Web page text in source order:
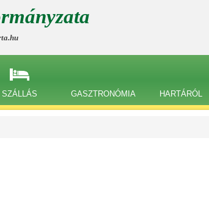
SZÁLLÁS GASZTRONÓMIA HARTÁRÓL